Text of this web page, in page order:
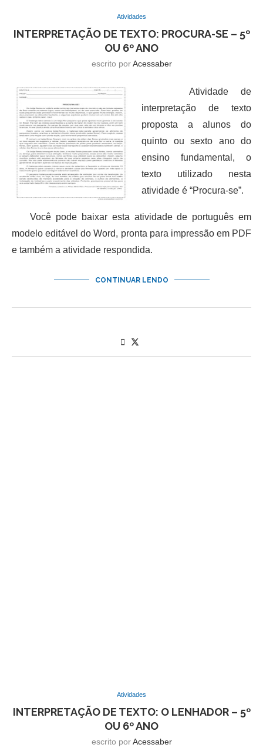
Atividades
INTERPRETAÇÃO DE TEXTO: PROCURA-SE – 5º
OU 6º ANO
escrito porAcessaber
Atividade de
interpretação de texto
proposta a alunos do
quinto ou sexto ano do
ensino fundamental, o
texto utilizado nesta
atividade é “Procura-se”.
Você pode baixar esta atividade de português em
modelo editável do Word, pronta para impressão em PDF
e também a atividade respondida.
CONTINUAR LENDO
Atividades
INTERPRETAÇÃO DE TEXTO: O LENHADOR – 5º
OU 6º ANO
escrito porAcessaber